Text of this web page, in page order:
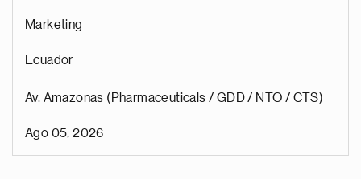
Marketing
Ecuador
Av. Amazonas (Pharmaceuticals / GDD / NTO / CTS)
Ago 05, 2026